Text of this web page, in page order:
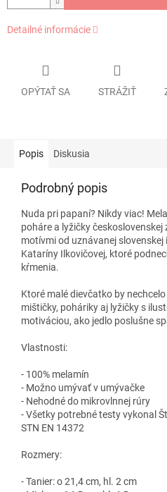
Detailné informácie
OPÝTAŤ SA STRÁŽIŤ
Popis Diskusia
Podrobný popis
Nuda pri papaní? Nikdy viac!
poháre a lyžičky
motívmi od uznávanej
Kataríny Ilkovičovej, ktoré
kŕmenia.
Ktoré malé dievčatko by
mištičky, poháriky aj lyžičky s
motiváciou, ako jedlo poslušne
Vlastnosti:
- 100% melamín
- Možno umývať v umývačke
- Nehodné do mikrovlnnej rúry
- Všetky potrebné testy vykonal
STN EN 14372
Rozmery:
- Tanier: o 21,4 cm, hl. 2 cm